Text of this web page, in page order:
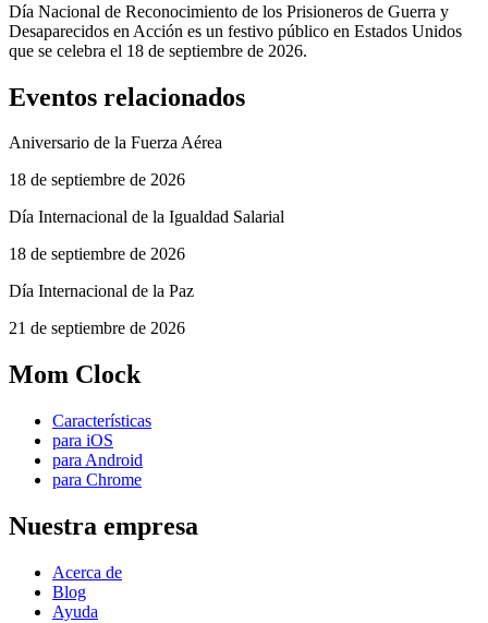
Día Nacional de Reconocimiento de los Prisioneros de Guerra y
Desaparecidos en Acción es un festivo público en Estados Unidos
que se celebra el 18 de septiembre de 2026.
Eventos relacionados
Aniversario de la Fuerza Aérea
18 de septiembre de 2026
Día Internacional de la Igualdad Salarial
18 de septiembre de 2026
Día Internacional de la Paz
21 de septiembre de 2026
Mom Clock
Características
para iOS
para Android
para Chrome
Nuestra empresa
Acerca de
Blog
Ayuda